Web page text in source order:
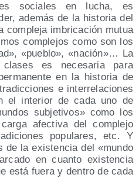
sociales en lucha, es
además de la historia del
compleja imbricación mutua
complejos como son los
«pueblo», «nación»… La
es necesaria para
en la historia de
e interrelaciones
el interior de cada uno de
subjetivos» como los
afectiva del complejo
populares, etc. Y
de la existencia del «mundo
en cuanto existencia
está fuera y dentro de cada